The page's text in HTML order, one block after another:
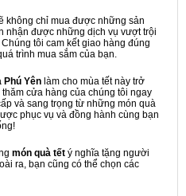
không chỉ mua được những sản
nhận được những dịch vụ vượt trội
tôi cam kết giao hàng đúng
trình mua sắm của bạn.
Phú Yên làm cho mùa tết này trở
cửa hàng của chúng tôi ngay
và sang trọng từ những món quà
phục vụ và đồng hành cùng bạn
món quà tết ý nghĩa tặng người
ra, bạn cũng có thể chọn các